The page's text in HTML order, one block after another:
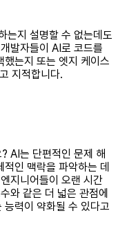
는지 설명할 수 없는데도
발자들이 AI로 코드를
했는지 또는 엣지 케이스
지적합니다.
AI는 단편적인 문제 해
인 맥락을 파악하는 데
지니어들이 오랜 시간
와 같은 더 넓은 관점에
력이 약화될 수 있다고